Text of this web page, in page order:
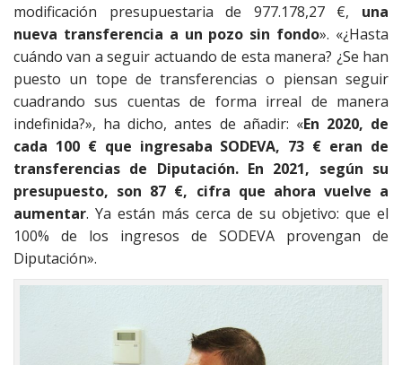
modificación presupuestaria de 977.178,27 €, una
nueva transferencia a un pozo sin fondo». «¿Hasta
cuándo van a seguir actuando de esta manera? ¿Se han
puesto un tope de transferencias o piensan seguir
cuadrando sus cuentas de forma irreal de manera
indefinida?», ha dicho, antes de añadir: «En 2020, de
cada 100 € que ingresaba SODEVA, 73 € eran de
transferencias de Diputación. En 2021, según su
presupuesto, son 87 €, cifra que ahora vuelve a
aumentar. Ya están más cerca de su objetivo: que el
100% de los ingresos de SODEVA provengan de
Diputación».